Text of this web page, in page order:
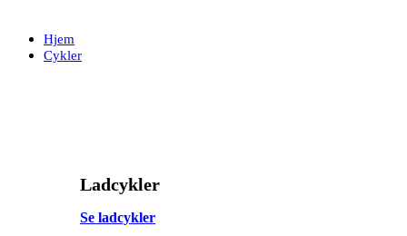
primary
navigation
Hjem
Cykler
Ladcykler
Se ladcykler